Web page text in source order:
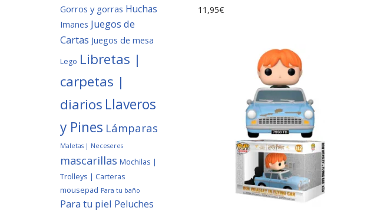
Gorros y gorras Huchas
Imanes Juegos de
Cartas Juegos de mesa
Lego Libretas |
carpetas |
diarios Llaveros
y Pines Lámparas
Maletas | Neceseres
mascarillas Mochilas |
Trolleys | Carteras
mousepad Para tu baño
Para tu piel Peluches
11,95€